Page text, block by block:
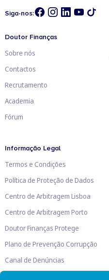
Siga-nos:
Doutor Finanças
Sobre nós
Contactos
Recrutamento
Academia
Fórum
Informação Legal
Termos e Condições
Política de Proteção de Dados
Centro de Arbitragem Lisboa
Centro de Arbitragem Porto
Doutor Finanças Protege
Plano de Prevenção Corrupção
Canal de Denúncias